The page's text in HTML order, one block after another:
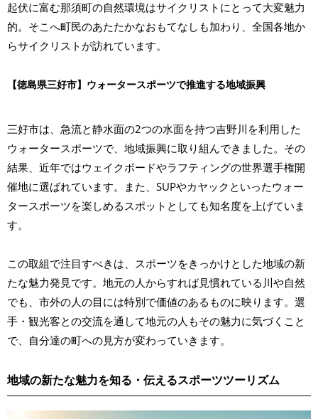
起伏に富む那須町の自然環境はサイクリストにとって大変魅力
的。そこへ町民のあたたかなおもてなしも加わり、全国各地か
らサイクリストが訪れています。
【徳島県三好市】ウォータースポーツで推進する地域振興
三好市は、急流と静水面の2つの水面を持つ吉野川を利用した
ウォータースポーツで、地域振興に取り組んできました。その
結果、近年ではウェイクボードやラフティングの世界選手権開
催地に選ばれています。また、SUPやカヤックといったウォー
タースポーツを楽しめるスポットとしても知名度を上げていま
す。
この取組で注目すべきは、スポーツをきっかけとした地域の新
たな魅力発見です。地元の人からすれば見慣れている川や自然
でも、市外の人の目には特別で価値のあるものに映ります。選
手・観光客との交流を通して地元の人もその魅力に気づくこと
で、自分達の町への見方が変わっていきます。
地域の新たな魅力を知る・伝えるスポーツツーリズム